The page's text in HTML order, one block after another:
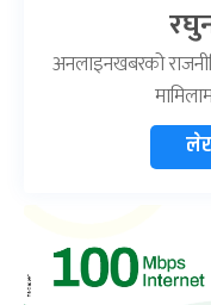
अनलाइनखबरको